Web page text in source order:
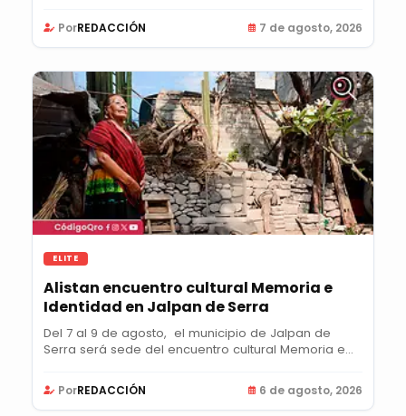
PorREDACCIÓN 7 de agosto, 2026
ELITE
Alistan encuentro cultural Memoria e
Identidad en Jalpan de Serra
Del 7 al 9 de agosto, el municipio de Jalpan de
Serra será sede del encuentro cultural Memoria e...
PorREDACCIÓN 6 de agosto, 2026